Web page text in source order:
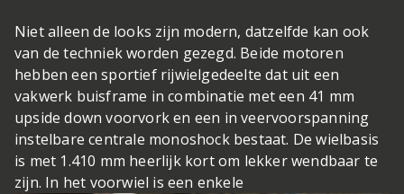
Niet alleen de looks zijn modern, datzelfde kan ook
van de techniek worden gezegd. Beide motoren
hebben een sportief rijwielgedeelte dat uit een
vakwerk buisframe in combinatie met een 41 mm
upside down voorvork en een in veervoorspanning
instelbare centrale monoshock bestaat. De wielbasis
is met 1.410 mm heerlijk kort om lekker wendbaar te
zijn. In het voorwiel is een enkele